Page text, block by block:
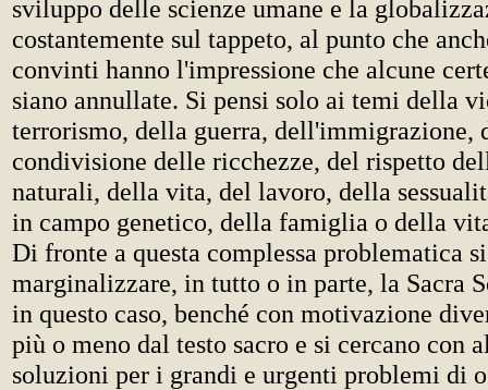
sviluppo delle scienze umane e la
costantemente sul tappeto, al punto che
convinti hanno l'impressione che alcune
siano annullate. Si pensi solo ai temi della
terrorismo, della guerra, dell'immigrazione,
condivisione delle ricchezze, del rispetto
naturali, della vita, del lavoro, della
in campo genetico, della famiglia o della
Di fronte a questa complessa problematica
marginalizzare, in tutto o in parte, la Sacra
in questo caso, benché con motivazione
più o meno dal testo sacro e si cercano con
soluzioni per i grandi e urgenti problemi di